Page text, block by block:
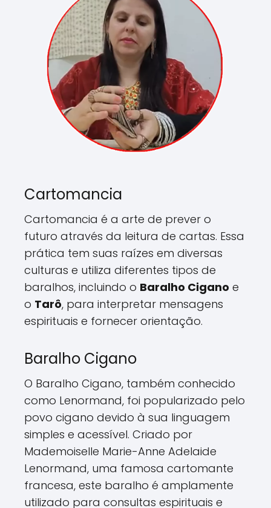
Cartomancia
Cartomancia é a arte de prever o
futuro através da leitura de cartas. Essa
prática tem suas raízes em diversas
culturas e utiliza diferentes tipos de
baralhos, incluindo o Baralho Cigano e
o Tarô, para interpretar mensagens
espirituais e fornecer orientação.
Baralho Cigano
O Baralho Cigano, também conhecido
como Lenormand, foi popularizado pelo
povo cigano devido à sua linguagem
simples e acessível. Criado por
Mademoiselle Marie-Anne Adelaide
Lenormand, uma famosa cartomante
francesa, este baralho é amplamente
utilizado para consultas espirituais e